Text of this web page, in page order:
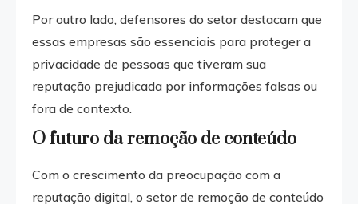
Por outro lado, defensores do setor destacam que
essas empresas são essenciais para proteger a
privacidade de pessoas que tiveram sua
reputação prejudicada por informações falsas ou
fora de contexto.
O futuro da remoção de conteúdo
Com o crescimento da preocupação com a
reputação digital, o setor de remoção de conteúdo